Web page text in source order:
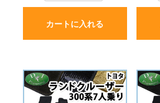
カートに入れる